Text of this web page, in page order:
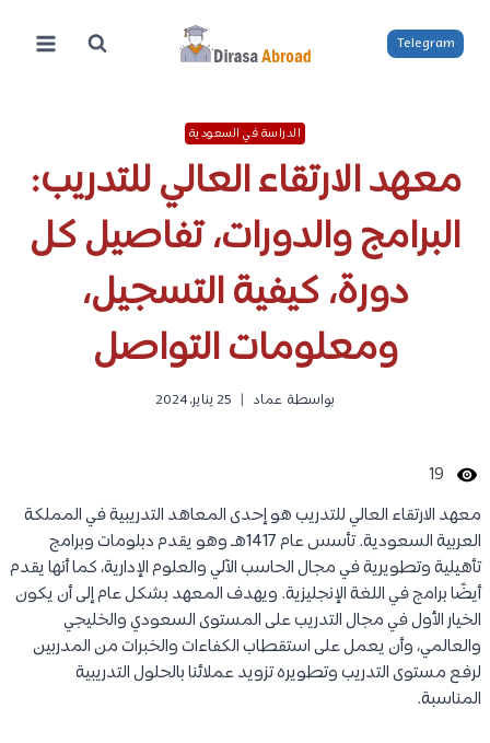
المحتوى
Telegram
الدراسة في السعودية
معهد الارتقاء العالي للتدريب:
البرامج والدورات، تفاصيل كل
دورة، كيفية التسجيل،
ومعلومات التواصل
بواسطة عماد 25 يناير، 2024
19
معهد الارتقاء العالي للتدريب هو إحدى المعاهد التدريبية في المملكة
العربية السعودية. تأسس عام 1417هـ وهو يقدم دبلومات وبرامج
تأهيلية وتطويرية في مجال الحاسب الآلي والعلوم الإدارية، كما أنها يقدم
أيضًا برامج في اللغة الإنجليزية. ويهدف المعهد بشكل عام إلى أن يكون
الخيار الأول في مجال التدريب على المستوى السعودي والخليجي
والعالمي، وأن يعمل على استقطاب الكفاءات والخبرات من المدربين
لرفع مستوى التدريب وتطويره تزويد عملائنا بالحلول التدريبية
المناسبة.